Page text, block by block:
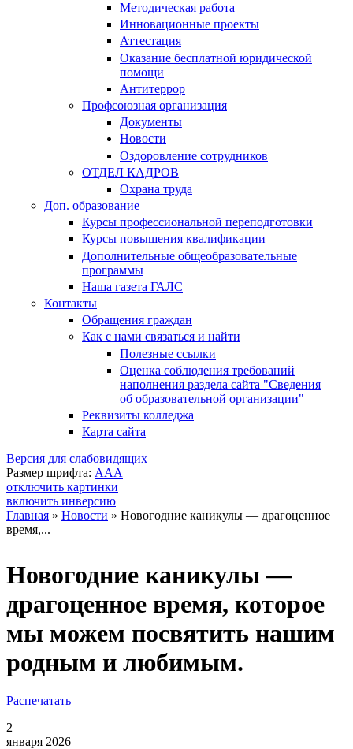
Методическая работа
Инновационные проекты
Аттестация
Оказание бесплатной юридической
помощи
Антитеррор
Профсоюзная организация
Документы
Новости
Оздоровление сотрудников
ОТДЕЛ КАДРОВ
Охрана труда
Доп. образование
Курсы профессиональной переподготовки
Курсы повышения квалификации
Дополнительные общеобразовательные
программы
Наша газета ГАЛС
Контакты
Обращения граждан
Как с нами связаться и найти
Полезные ссылки
Оценка соблюдения требований
наполнения раздела сайта "Сведения
об образовательной организации"
Реквизиты колледжа
Карта сайта
Версия для слабовидящих
Размер шрифта: AAA
отключить картинки
включить инверсию
Вы здесь
Главная » Новости » Новогодние каникулы — драгоценное
время,...
Новогодние каникулы —
драгоценное время, которое
мы можем посвятить нашим
родным и любимым.
Распечатать
2
января 2026